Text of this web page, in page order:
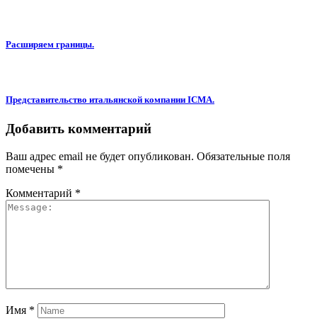
Расширяем границы.
Представительство итальянской компании ICMA.
Добавить комментарий
Ваш адрес email не будет опубликован. Обязательные поля
помечены *
Комментарий *
Имя *